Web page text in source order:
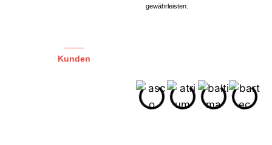
gewährleisten.
Kunden